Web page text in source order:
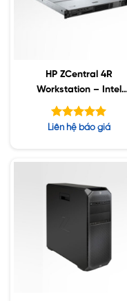
HP ZCentral 4R
Workstation – Intel
Xeon W-2223 / 256GB
ECC/ 512GB SSD / 2 x
2TB SSD / Nvidia
Được xếp
Liên hệ báo giá